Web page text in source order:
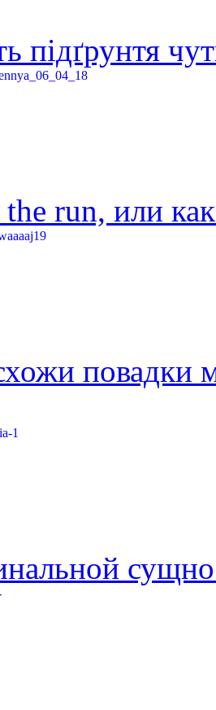
підґрунтя
the run, или
повадки